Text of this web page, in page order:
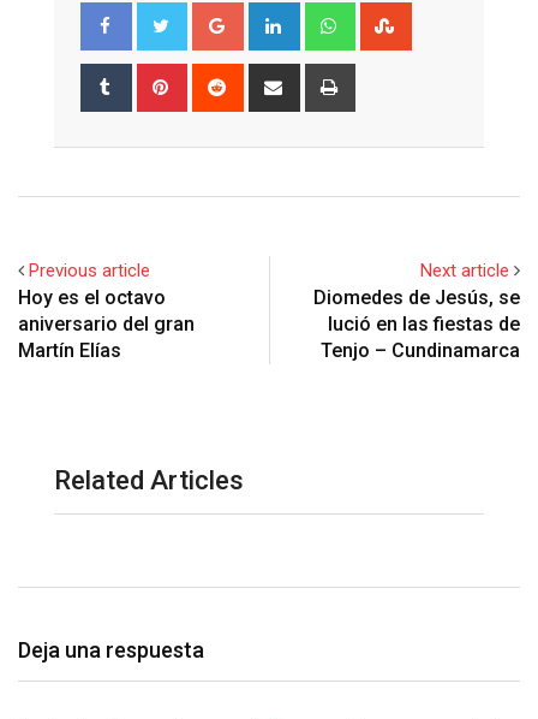
Google+ LinkedIn Whatsapp
Tumblr Pinterest Reddit
Share
Previous article
Hoy es el octavo
aniversario del gran
Martín Elías
Next article
Diomedes de Jesús, se
lució en las fiestas de
Tenjo – Cundinamarca
Related Articles
Deja una respuesta